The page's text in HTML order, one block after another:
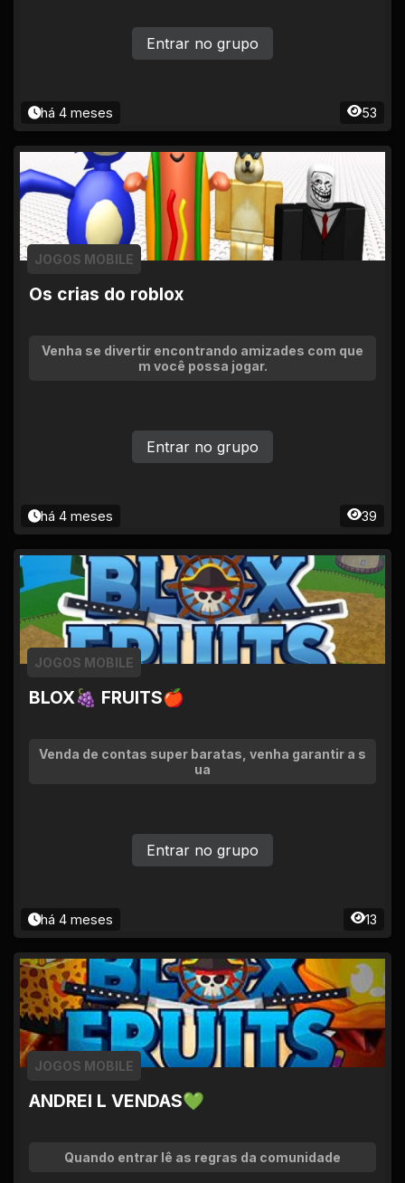
há 4 meses 53
Entrar no grupo
Os crias do roblox
JOGOS MOBILE
Venha se divertir encontrando amizades com que
m você possa jogar.
há 4 meses 39
Entrar no grupo
BLOX🍇 FRUITS🍎
JOGOS MOBILE
Venda de contas super baratas, venha garantir a s
ua
há 4 meses 13
Entrar no grupo
ANDREI L VENDAS💚
JOGOS MOBILE
Quando entrar lê as regras da comunidade